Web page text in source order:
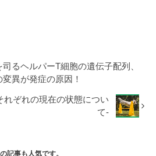
るヘルパーT細胞の遺伝子配列、
異が発症の原因！
れぞれの現在の状態につい
て-
記事も人気です。